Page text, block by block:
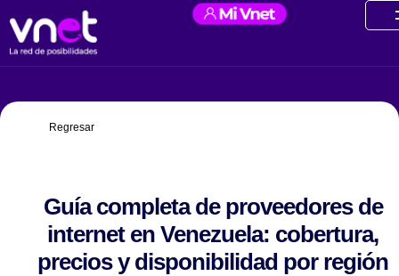
Regresar
Guía completa de proveedores de
internet en Venezuela: cobertura,
precios y disponibilidad por región